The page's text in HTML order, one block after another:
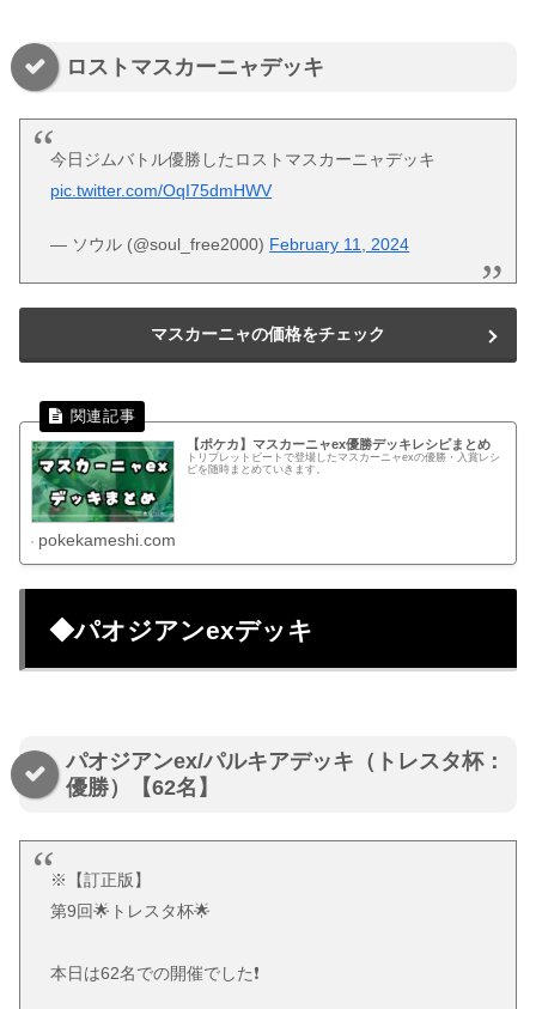
ロストマスカーニャデッキ
今日ジムバトル優勝したロストマスカーニャデッキ
pic.twitter.com/OqI75dmHWV
— ソウル (@soul_free2000) February 11, 2024
マスカーニャの価格をチェック
【ポケカ】マスカーニャex優勝デッキレシピまとめ
トリプレットビートで登場したマスカーニャexの優勝・入賞レシ
ピを随時まとめていきます。
pokekameshi.com
◆パオジアンexデッキ
パオジアンex/パルキアデッキ（トレスタ杯：
優勝）【62名】
※【訂正版】
第9回🌟トレスタ杯🌟
本日は62名での開催でした❗️